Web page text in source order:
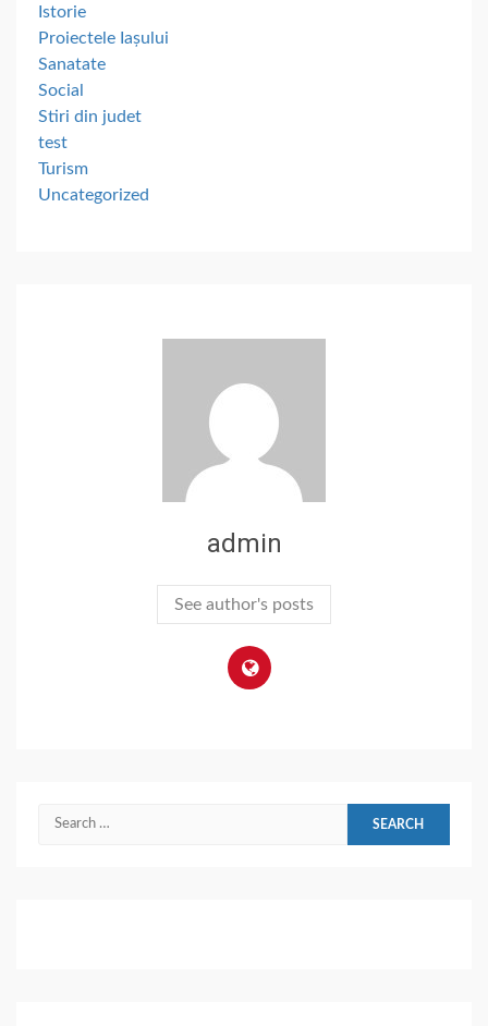
Istorie
Proiectele Iașului
Sanatate
Social
Stiri din judet
test
Turism
Uncategorized
admin
See author's posts
Search